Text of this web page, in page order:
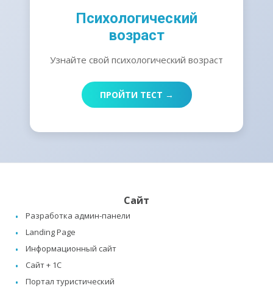
Психологический
возраст
Узнайте свой психологический возраст
ПРОЙТИ ТЕСТ →
Сайт
Разработка админ-панели
Landing Page
Информационный сайт
Сайт + 1C
Портал туристический